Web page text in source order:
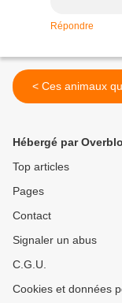
Répondre
< Ces animaux
Hébergé par
Top articles
Pages
Contact
Signaler un abus
C.G.U.
Cookies et données